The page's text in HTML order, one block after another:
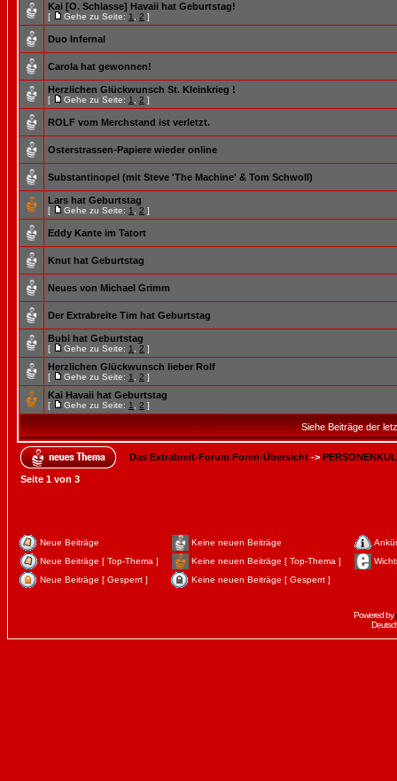
Kai [O. Schlasse] Havaii hat Geburtstag!
[ Gehe zu Seite: 1 2 ]
Duo Infernal
Carola hat gewonnen!
Herzlichen Glückwunsch St. Kleinkrieg !
[ Gehe zu Seite: 1 2 ]
ROLF vom Merchstand ist verletzt.
Osterstrassen-Papiere wieder online
Substantinopel (mit Steve 'The Machine' & Tom Schwoll)
Lars hat Geburtstag
[ Gehe zu Seite: 1 2 ]
Eddy Kante im Tatort
Knut hat Geburtstag
Neues von Michael Grimm
Der Extrabreite Tim hat Geburtstag
Bubi hat Geburtstag
[ Gehe zu Seite: 1 2 ]
Herzlichen Glückwunsch lieber Rolf
[ Gehe zu Seite: 1 2 ]
Kai Havaii hat Geburtstag
[ Gehe zu Seite: 1 2 ]
Siehe Beiträge der
Das Extrabreit-Forum Foren-Übersicht ->
Seite 1 von 3
Neue Beiträge Keine neuen Beiträge
Neue Beiträge [ Top-Thema ]
Keine neuen Beiträge [ Top-Thema ]
Neue Beiträge [ Gesperrt ]
Keine neuen Beiträge [ Gesperrt ]
Powered by